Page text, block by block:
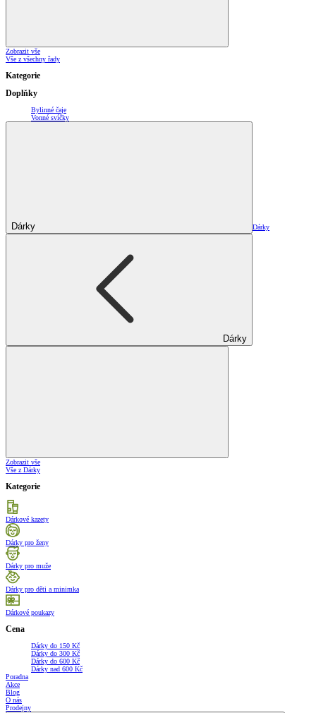
Zobrazit vše
Vše z všechny řady
Kategorie
Doplňky
Bylinné čaje
Vonné svíčky
Dárky Dárky
Dárky
Zobrazit vše
Vše z Dárky
Kategorie
Dárkové kazety
Dárky pro ženy
Dárky pro muže
Dárky pro děti a minimka
Dárkové poukazy
Cena
Dárky do 150 Kč
Dárky do 300 Kč
Dárky do 600 Kč
Dárky nad 600 Kč
Poradna
Akce
Blog
O nás
Prodejny